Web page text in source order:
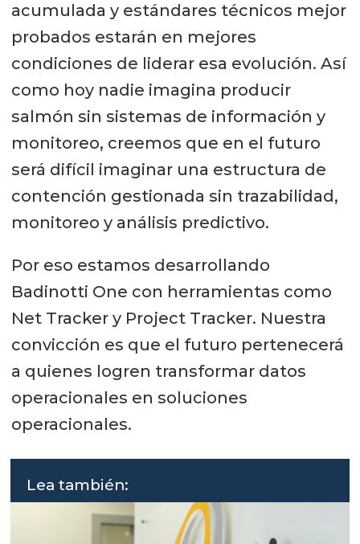
acumulada y estándares técnicos mejor
probados estarán en mejores
condiciones de liderar esa evolución. Así
como hoy nadie imagina producir
salmón sin sistemas de información y
monitoreo, creemos que en el futuro
será difícil imaginar una estructura de
contención gestionada sin trazabilidad,
monitoreo y análisis predictivo.
Por eso estamos desarrollando
Badinotti One con herramientas como
Net Tracker y Project Tracker. Nuestra
convicción es que el futuro pertenecerá
a quienes logren transformar datos
operacionales en soluciones
operacionales.
Lea también: